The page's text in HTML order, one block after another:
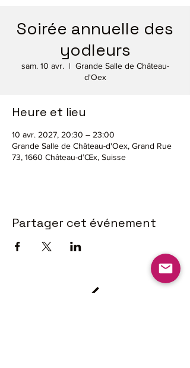
Soirée annuelle des
yodleurs
sam. 10 avr.
  |
Grande Salle de Château-
d'Oex
Heure et lieu
10 avr. 2027, 20:30 – 23:00
Grande Salle de Château-d'Oex, Grand Rue
73, 1660 Château-d’Œx, Suisse
Partager cet événement